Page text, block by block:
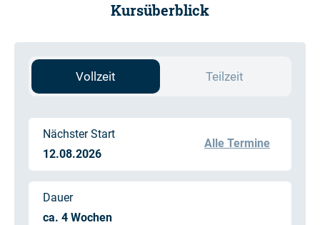
Kursüberblick
Vollzeit Teilzeit
Nächster Start
12.08.2026
Alle Termine
Dauer
ca. 4 Wochen